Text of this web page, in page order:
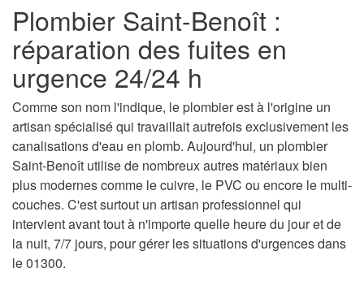
Plombier Saint-Benoît :
réparation des fuites en
urgence 24/24 h
Comme son nom l'indique, le plombier est à l'origine un
artisan spécialisé qui travaillait autrefois exclusivement les
canalisations d'eau en plomb. Aujourd'hui, un plombier
Saint-Benoît utilise de nombreux autres matériaux bien
plus modernes comme le cuivre, le PVC ou encore le multi-
couches. C'est surtout un artisan professionnel qui
intervient avant tout à n'importe quelle heure du jour et de
la nuit, 7/7 jours, pour gérer les situations d'urgences dans
le 01300.